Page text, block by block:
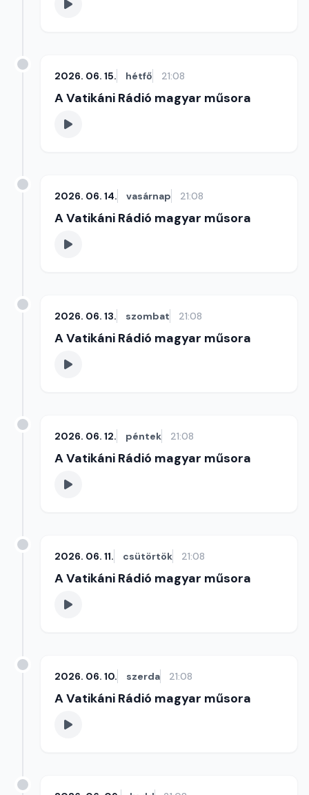
2026. 06. 15. hétfő 21:08
A Vatikáni Rádió magyar műsora
2026. 06. 14. vasárnap 21:08
A Vatikáni Rádió magyar műsora
2026. 06. 13. szombat 21:08
A Vatikáni Rádió magyar műsora
2026. 06. 12. péntek 21:08
A Vatikáni Rádió magyar műsora
2026. 06. 11. csütörtök 21:08
A Vatikáni Rádió magyar műsora
2026. 06. 10. szerda 21:08
A Vatikáni Rádió magyar műsora